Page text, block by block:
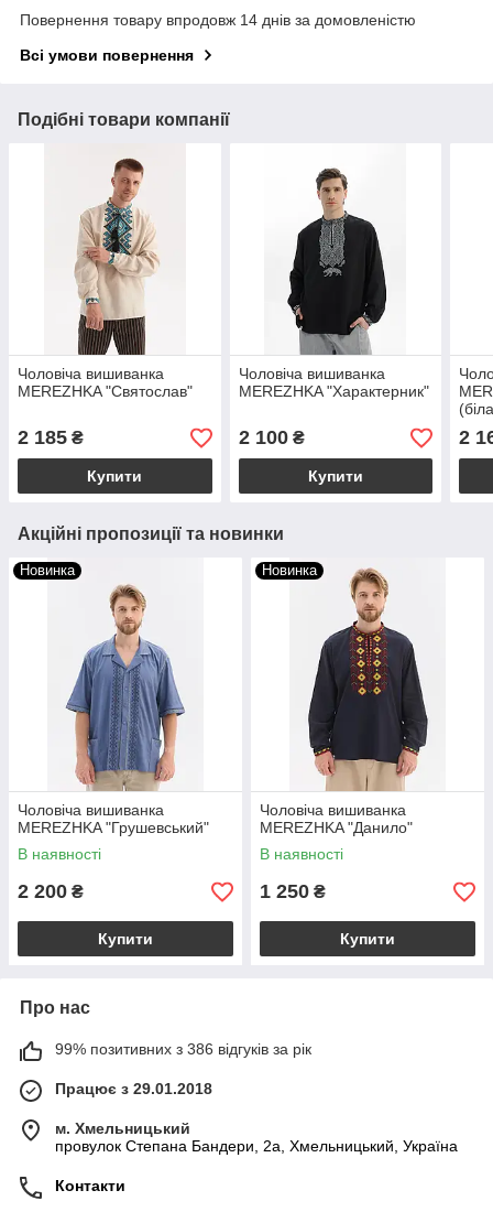
Повернення товару впродовж 14 днів за домовленістю
Всі умови повернення
Подібні товари компанії
Чоловіча вишиванка
MEREZHKA "Святослав"
2 185 ₴
Купити
Чоловіча вишиванка
MEREZHKA "Характерник"
2 100₴
Купити
2
Акційні пропозиції та новинки
Новинка
Чоловіча вишиванка
MEREZHKA "Грушевський"
В наявності
2 200 ₴
Купити
Новинка
Чоловіча вишиванка
MEREZHKA "Данило"
В наявності
1 250 ₴
Купити
Про нас
99% позитивних з 386 відгуків за рік
Працює з 29.01.2018
м. Хмельницький
провулок Степана Бандери, 2a, Хмельницький, Україна
Контакти